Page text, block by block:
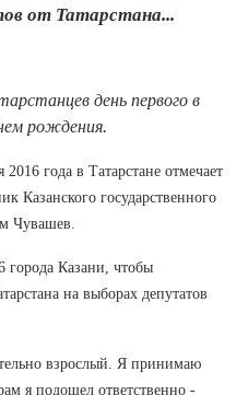
от Татарстана...
день первого в
рождения.
года в Татарстане отмечает
Казанского государственного
Чувашев.
Казани, чтобы
на выборах депутатов
взрослый. Я принимаю
я подошел ответственно -